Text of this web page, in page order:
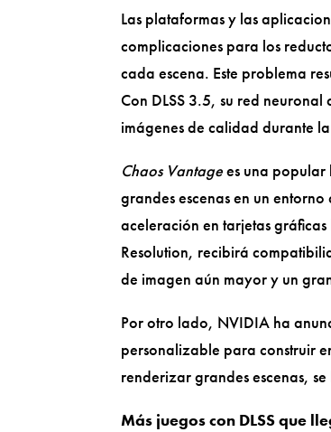
Las plataformas y las
complicaciones para los
cada escena. Este problema
Con DLSS 3.5, su red
imágenes de calidad durante
Chaos Vantagees una
grandes escenas en un
aceleración en tarjetas
Resolution, recibirá
de imagen aún mayor y un
Por otro lado, NVIDIA ha
personalizable para construir
renderizar grandes escenas,
Más juegos con DLSS que